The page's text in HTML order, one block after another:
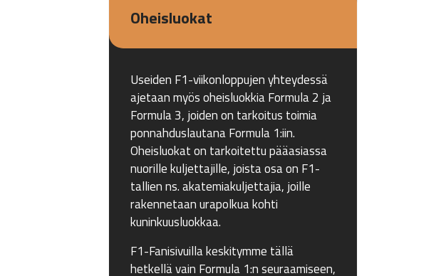
Oheisluokat
Useiden F1-viikonloppujen yhteydessä
ajetaan myös oheisluokkia Formula 2 ja
Formula 3, joiden on tarkoitus toimia
ponnahduslautana Formula 1:iin.
Oheisluokat on tarkoitettu pääasiassa
nuorille kuljettajille, joista osa on F1-
tallien ns. akatemiakuljettajia, joille
rakennetaan urapolkua kohti
kuninkuusluokkaa.
F1-Fanisivuilla keskitymme tällä
hetkellä vain Formula 1:n seuraamiseen,